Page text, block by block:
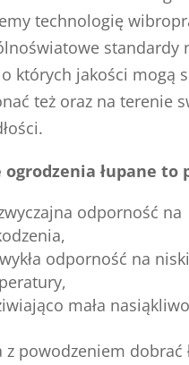
technologię
standardy
których jakości mogą
też oraz na terenie
ogrodzenia łupane to
odporność na
odporność na
mała
z powodzeniem dobrać